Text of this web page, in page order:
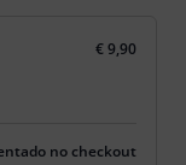
€ 9,90
no checkout